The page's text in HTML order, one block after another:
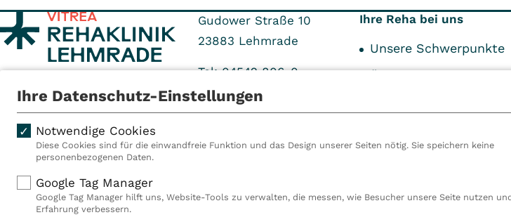
Gudower Straße 10
23883 Lehmrade
Tel: 04542 806-0
Fax: 04542 806-9444
Ihre Reha bei uns
Unsere Schwerpunkte
Rahmen der Gruppe betreiben wir 80 stationäre und
Ihre Datenschutz-Einstellungen
Notwendige Cookies
Diese Cookies sind für die einwandfreie Funktion und das Design unserer Seiten nötig. Sie speichern keine
personenbezogenen Daten.
Google Tag Manager
Google Tag Manager hilft uns, Website-Tools zu verwalten, die messen, wie Besucher unsere Seite nutzen
Erfahrung verbessern.